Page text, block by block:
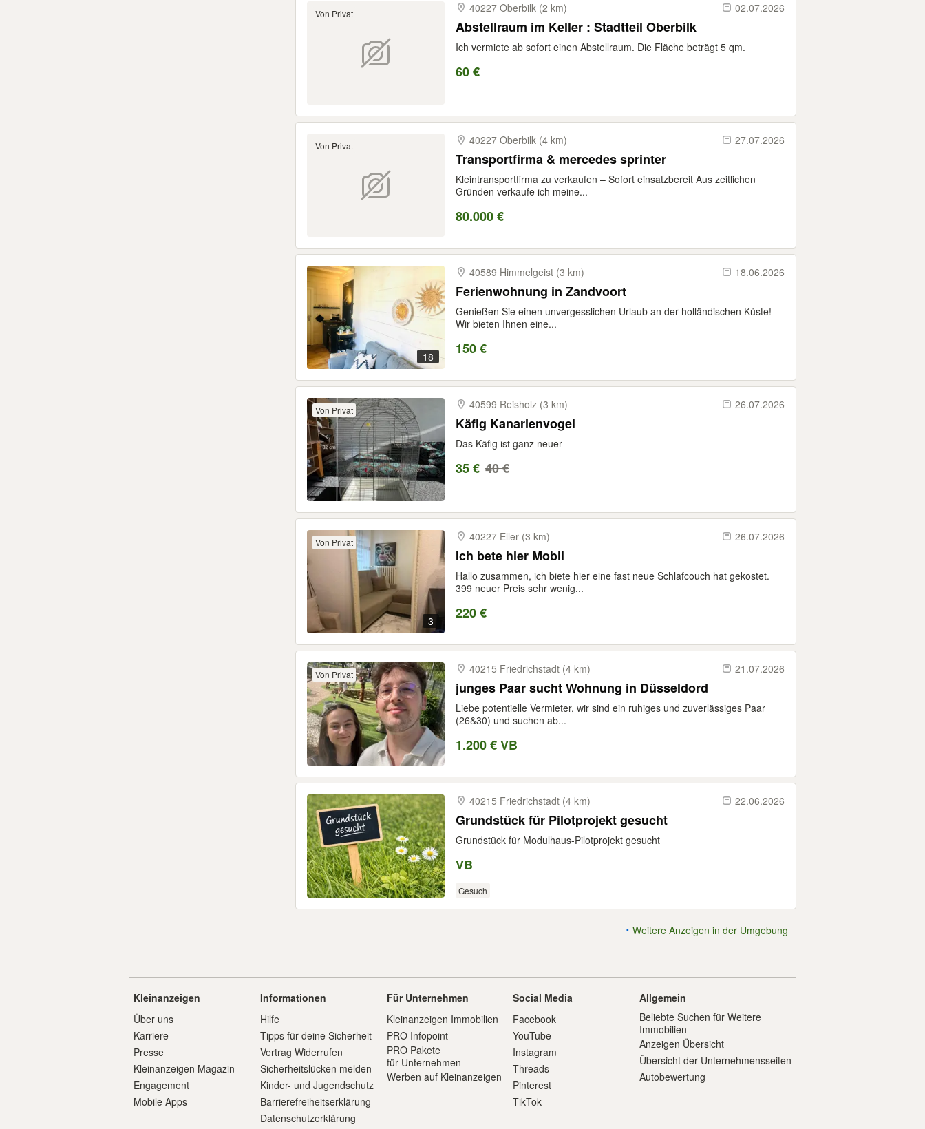
Von Privat 40227 Oberbilk (2 km) 02.07.2026
Abstellraum im Keller : Stadtteil Oberbilk
Ich vermiete ab sofort einen Abstellraum. Die Fläche beträgt 5 qm.
60 €
Von Privat 40227 Oberbilk (4 km) 27.07.2026
Transportfirma & mercedes sprinter
Kleintransportfirma zu verkaufen – Sofort einsatzbereit Aus zeitlichen
Gründen verkaufe ich meine...
80.000 €
18
40589 Himmelgeist (3 km) 18.06.2026
Ferienwohnung in Zandvoort
Genießen Sie einen unvergesslichen Urlaub an der holländischen Küste!
Wir bieten Ihnen eine...
150 €
Von Privat 40599 Reisholz (3 km) 26.07.2026
Käfig Kanarienvogel
Das Käfig ist ganz neuer
35 € 40 €
3
Von Privat 40227 Eller (3 km) 26.07.2026
Ich bete hier Mobil
Hallo zusammen, ich biete hier eine fast neue Schlafcouch hat gekostet.
399 neuer Preis sehr wenig...
220 €
Von Privat 40215 Friedrichstadt (4 km) 21.07.2026
junges Paar sucht Wohnung in Düsseldord
Liebe potentielle Vermieter, wir sind ein ruhiges und zuverlässiges Paar
(26&30) und suchen ab...
1.200 € VB
40215 Friedrichstadt (4 km) 22.06.2026
Grundstück für Pilotprojekt gesucht
Grundstück für Modulhaus-Pilotprojekt gesucht
VB
Gesuch
Weitere Anzeigen in der Umgebung
Kleinanzeigen
Über uns
Karriere
Presse
Kleinanzeigen Magazin
Engagement
Mobile Apps
Informationen
Hilfe
Tipps für deine Sicherheit
Vertrag Widerrufen
Sicherheitslücken melden
Kinder- und Jugendschutz
Barrierefreiheitserklärung
Datenschutzerklärung
Für Unternehmen
Kleinanzeigen Immobilien
PRO Infopoint
PRO Pakete
für Unternehmen
Werben auf Kleinanzeigen
Social Media
Facebook
YouTube
Instagram
Threads
Pinterest
TikTok
Allgemein
Beliebte Suchen für Weitere
Immobilien
Anzeigen Übersicht
Übersicht der Unternehmensseiten
Autobewertung